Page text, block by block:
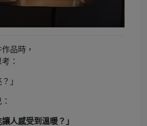
品時，
：
」
讓人感受到溫暖？」